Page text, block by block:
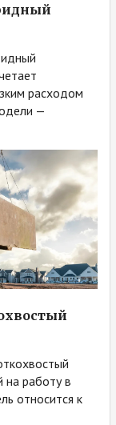
расходом
—
на работу в
относится к